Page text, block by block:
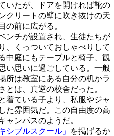
いたが、ドアを開ければ靴の
クリートの壁に吹き抜けの天
の前に広がる。
ンチが設置され、生徒たちが
、くっついておしゃべりして
中庭にもテーブルと椅子、観
い思いに過ごしている。一般
所は教室にある自分の机かラ
とは、真逆の校舎だった。
着ている子より、私服やジャ
た雰囲気だ。この自由度の高
ャンパスのようだ。
シブルスクール」
を掲げるか